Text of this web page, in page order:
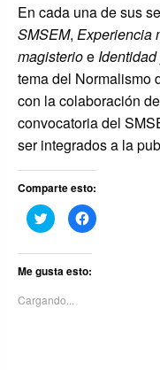
En cada una de sus
SMSEM, Experiencia
magisterioe
tema del Normalismo
con la colaboración
convocatoria del
ser integrados a la
Comparte esto:
Haz
clic
en
Twitter
(Se
en
Haz
clic
en
Facebook
(Se
Me gusta esto:
Cargando...